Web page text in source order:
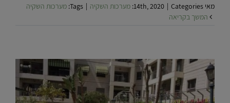
מאי 14th, 2020 | Categories: מערכות השקיה |
Tags: מערכות השקיה
המשך בקריאה